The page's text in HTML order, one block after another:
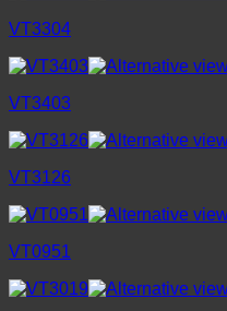
VT3304
VT3403
VT3126
VT0951